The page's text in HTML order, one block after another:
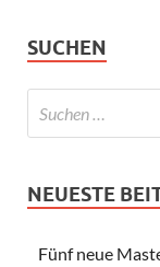
SUCHEN
NEUESTE
Fünf neue